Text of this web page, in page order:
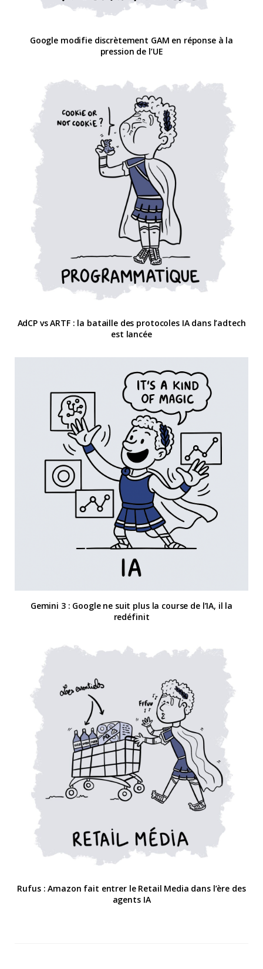
Google modifie discrètement GAM en réponse à la
pression de l’UE
AdCP vs ARTF : la bataille des protocoles IA dans l’adtech
est lancée
Gemini 3 : Google ne suit plus la course de l’IA, il la
redéfinit
Rufus : Amazon fait entrer le Retail Media dans l’ère des
agents IA